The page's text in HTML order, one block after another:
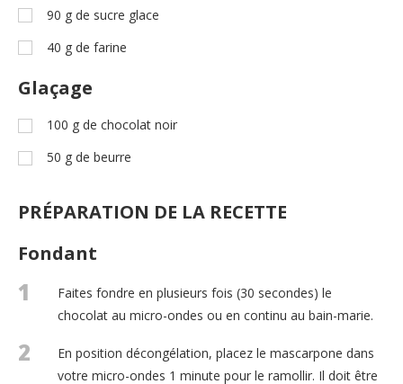
90 g de sucre glace
40 g de farine
Glaçage
100 g de chocolat noir
50 g de beurre
PRÉPARATION DE LA RECETTE
Fondant
1
Faites fondre en plusieurs fois (30 secondes) le
chocolat au micro-ondes ou en continu au bain-marie.
2
En position décongélation, placez le mascarpone dans
votre micro-ondes 1 minute pour le ramollir. Il doit être